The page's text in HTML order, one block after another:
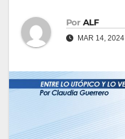
Por ALF
MAR 14, 2024